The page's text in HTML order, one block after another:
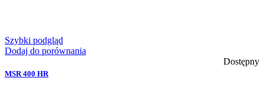
Szybki podgląd
Dodaj do porównania
Dostępny
MSR 400 HR